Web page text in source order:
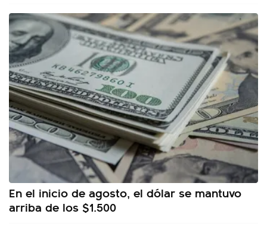
En el inicio de agosto, el dólar se mantuvo
arriba de los $1.500